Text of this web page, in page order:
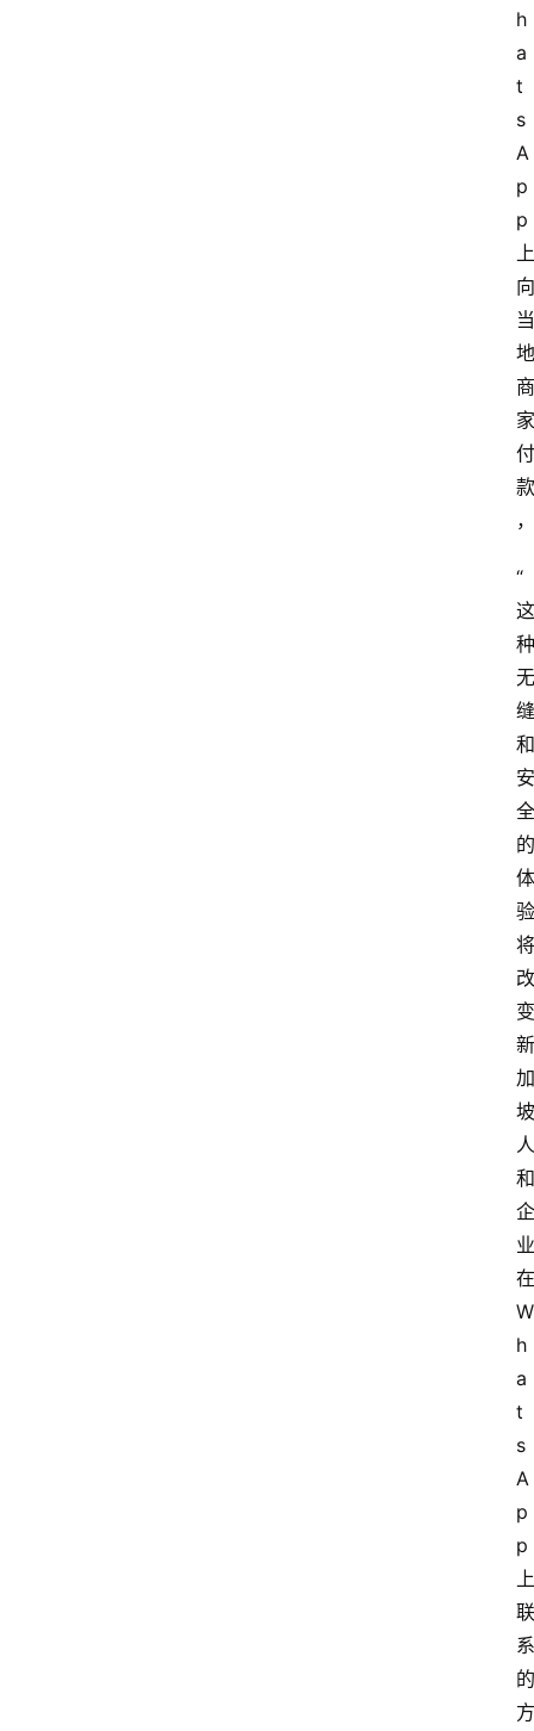
h
a
t
s
A
p
p
上
向
当
地
商
家
付
款
，
“
这
种
无
缝
和
安
全
的
体
验
将
改
变
新
加
坡
人
和
企
业
在
W
h
a
t
s
A
p
p
上
联
系
的
方